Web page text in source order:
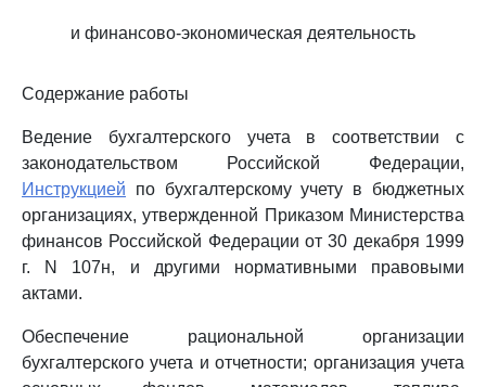
и финансово-экономическая деятельность
Содержание работы
Ведение бухгалтерского учета в соответствии с
законодательством Российской Федерации,
Инструкцией по бухгалтерскому учету в бюджетных
организациях, утвержденной Приказом Министерства
финансов Российской Федерации от 30 декабря 1999
г. N 107н, и другими нормативными правовыми
актами.
Обеспечение рациональной организации
бухгалтерского учета и отчетности; организация учета